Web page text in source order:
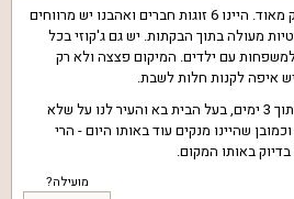
מתחם מרווח, נקי ומתוחזק מאוד. היינו 6 זוגות חברים ואהבנו יש מרווחים
מעולה בתוך הבקתות. יש גם ג'קוזי בכל
עם ילדים. המיקום פצצה ולא רק
איפה לקנות חלות לשבת.
בבוקר היום השני שלנו, מתוך 3 ימים, בעל הבית בא והעיר לנו על שלא
שהיינו מנקים עוד באותו היום - הרי
באותו המקום.
מועילה?